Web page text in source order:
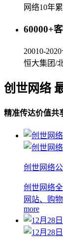
网络10年
60000+
20010-
恒大集团/
创世网络
精准传达价值共
创世网络
创世网络
网站、购
more